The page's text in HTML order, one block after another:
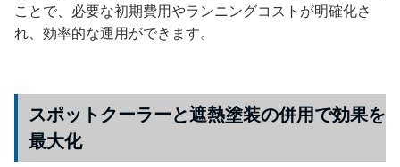
ことで、必要な初期費用やランニングコストが明確化さ
れ、効率的な運用ができます。
スポットクーラーと遮熱塗装の併用で効果を
最大化